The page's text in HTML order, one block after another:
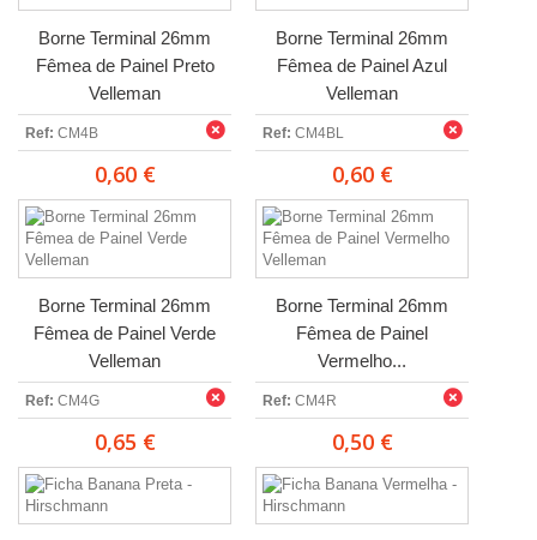
Borne Terminal 26mm
Fêmea de Painel Preto
Velleman
Ref: CM4B
0,60 €
Borne Terminal 26mm
Fêmea de Painel Azul
Velleman
Ref: CM4BL
0,60 €
Borne Terminal 26mm
Fêmea de Painel Verde
Velleman
Ref: CM4G
0,65 €
Borne Terminal 26mm
Fêmea de Painel
Vermelho...
Ref: CM4R
0,50 €